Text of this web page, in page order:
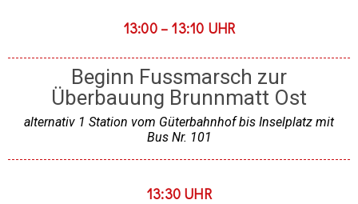
13:00 – 13:10 UHR
Beginn Fussmarsch zur
Überbauung Brunnmatt Ost
alternativ 1 Station vom Güterbahnhof bis Inselplatz mit
Bus Nr. 101
13:30 UHR